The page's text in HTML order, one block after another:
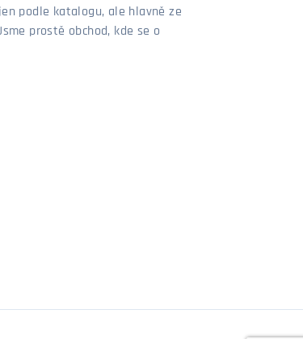
podle katalogu, ale hlavně ze
prostě obchod, kde se o